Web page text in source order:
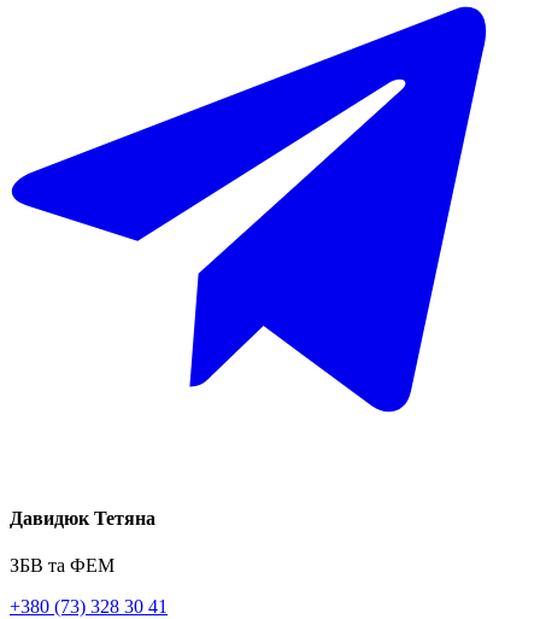
Давидюк Тетяна
ЗБВ та ФЕМ
+380 (73) 328 30 41